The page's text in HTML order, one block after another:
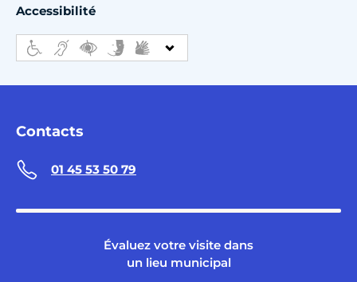
Accessibilité
Contacts
01 45 53 50 79
Évaluez votre visite dans
un lieu municipal